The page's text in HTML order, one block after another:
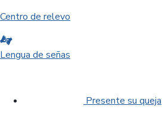
Centro de relevo
Lengua de señas
Presente su queja